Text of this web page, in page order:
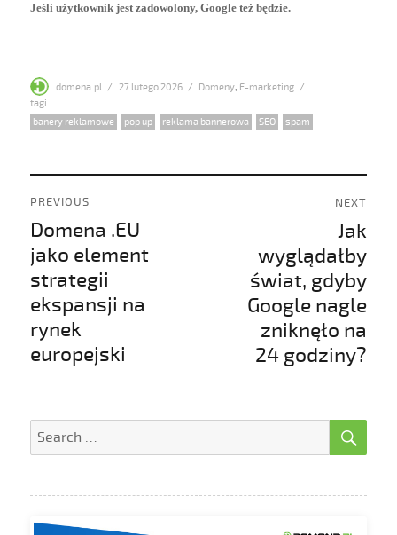
Jeśli użytkownik jest zadowolony, Google też będzie.
Author
domena.pl
Posted
27 lutego 2026 Categories
Domeny, E-marketing
Tags
banery reklamowe pop up reklama bannerowa SEO spam
wpisu
PREVIOUS
Previous
post:
Domena .EU
jako element
strategii
ekspansji na
rynek
europejski
NEXT
Jak
wyglądałby
świat, gdyby
Google nagle
zniknęło na
24 godziny?